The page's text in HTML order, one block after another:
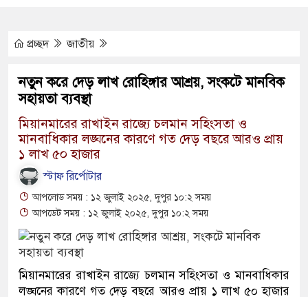
প্রচ্ছদ জাতীয়
নতুন করে দেড় লাখ রোহিঙ্গার আশ্রয়, সংকটে মানবিক
সহায়তা ব্যবস্থা
মিয়ানমারের রাখাইন রাজ্যে চলমান সহিংসতা ও
মানবাধিকার লঙ্ঘনের কারণে গত দেড় বছরে আরও প্রায়
১ লাখ ৫০ হাজার
স্টাফ রির্পোটার
আপলোড সময় : ১২ জুলাই ২০২৫, দুপুর ১০:২ সময়
আপডেট সময় : ১২ জুলাই ২০২৫, দুপুর ১০:২ সময়
মিয়ানমারের রাখাইন রাজ্যে চলমান সহিংসতা ও মানবাধিকার
লঙ্ঘনের কারণে গত দেড় বছরে আরও প্রায় ১ লাখ ৫০ হাজার